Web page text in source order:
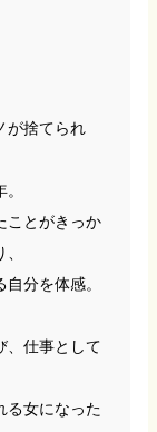
が捨てられ
ことがきっか
分を体感。
、仕事として
る女になった